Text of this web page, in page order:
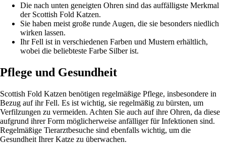
Die nach unten geneigten Ohren sind das auffälligste Merkmal
der Scottish Fold Katzen.
Sie haben meist große runde Augen, die sie besonders niedlich
wirken lassen.
Ihr Fell ist in verschiedenen Farben und Mustern erhältlich,
wobei die beliebteste Farbe Silber ist.
Pflege und Gesundheit
Scottish Fold Katzen benötigen regelmäßige Pflege, insbesondere in
Bezug auf ihr Fell. Es ist wichtig, sie regelmäßig zu bürsten, um
Verfilzungen zu vermeiden. Achten Sie auch auf ihre Ohren, da diese
aufgrund ihrer Form möglicherweise anfälliger für Infektionen sind.
Regelmäßige Tierarztbesuche sind ebenfalls wichtig, um die
Gesundheit Ihrer Katze zu überwachen.